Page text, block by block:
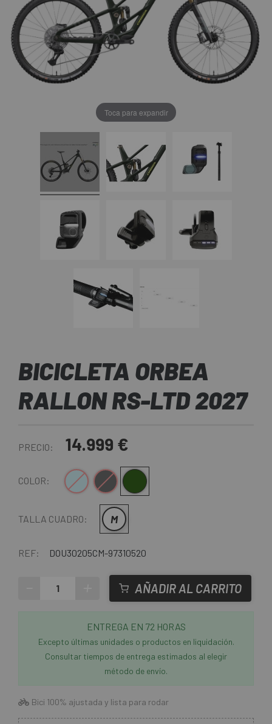
Toca para expandir
BICICLETA ORBEA
RALLON RS-LTD 2027
PRECIO: 14.999 €
COLOR: Azul ClaroNegro-OroMyo-Verde Lima
TALLA CUADRO: M
REF: DOU30205CM-97310520
AÑADIR AL CARRITO
ENTREGA EN 72 HORAS
Excepto últimas unidades o productos en liquidación.
Consultar tiempos de entrega estimados al elegir
método de envío.
Bici 100% ajustada y lista para rodar